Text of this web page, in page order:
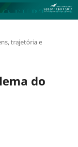
trajetória e
do